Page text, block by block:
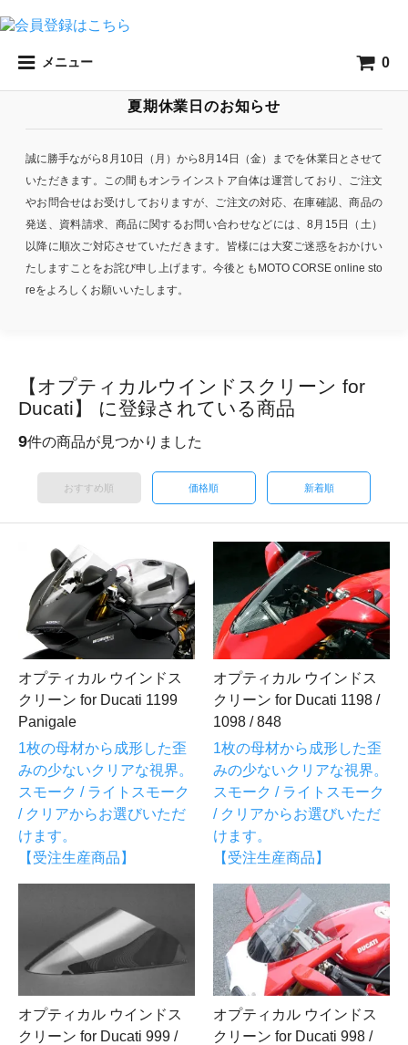
メニュー 0
夏期休業日のお知らせ
誠に勝手ながら8月10日（月）から8月14日（金）までを休業日とさせて
いただきます。この間もオンラインストア自体は運営しており、ご注文
やお問合せはお受けしておりますが、ご注文の対応、在庫確認、商品の
発送、資料請求、商品に関するお問い合わせなどには、8月15日（土）
以降に順次ご対応させていただきます。皆様には大変ご迷惑をおかけい
たしますことをお詫び申し上げます。今後ともMOTO CORSE online sto
reをよろしくお願いいたします。
【オプティカルウインドスクリーン for
Ducati】 に登録されている商品
9件の商品が見つかりました
おすすめ順 価格順 新着順
オプティカル ウインドス
クリーン for Ducati 1199
Panigale
1枚の母材から成形した歪
みの少ないクリアな視界。
スモーク / ライトスモーク
/ クリアからお選びいただ
けます。
【受注生産商品】
オプティカル ウインドス
クリーン for Ducati 1198 /
1098 / 848
1枚の母材から成形した歪
みの少ないクリアな視界。
スモーク / ライトスモーク
/ クリアからお選びいただ
けます。
【受注生産商品】
オプティカル ウインドス
クリーン for Ducati 999 /
オプティカル ウインドス
クリーン for Ducati 998 /